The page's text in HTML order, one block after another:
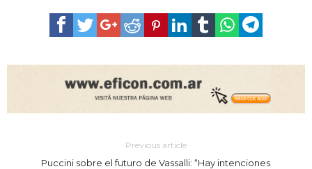
Previous article
Puccini sobre el futuro de Vassalli: “Hay intenciones